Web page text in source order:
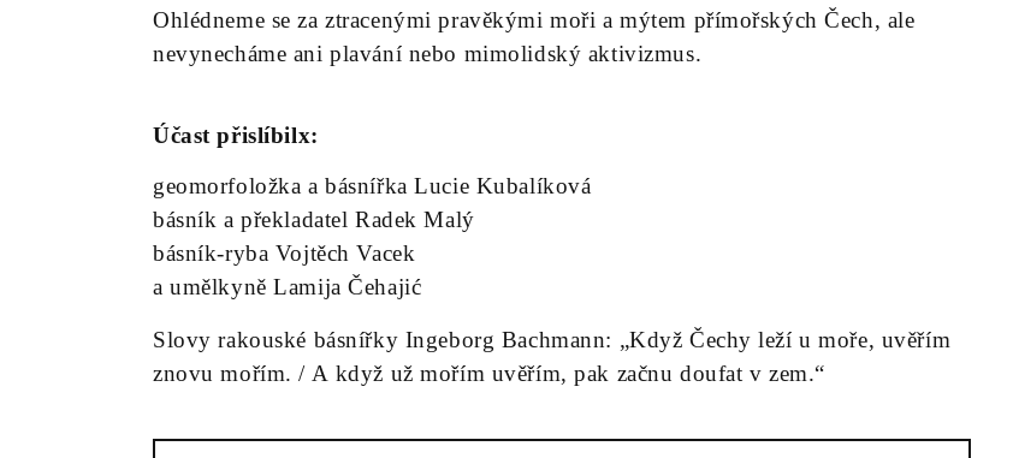
Ohlédneme se za ztracenými pravěkými moři a mýtem přímořských Čech, ale
nevynecháme ani plavání nebo mimolidský aktivizmus.
Účast přislíbilx:
geomorfoložka a básnířka Lucie Kubalíková
básník a překladatel Radek Malý
básník-ryba Vojtěch Vacek
a umělkyně Lamija Čehajić
Slovy rakouské básnířky Ingeborg Bachmann: „Když Čechy leží u moře, uvěřím
znovu mořím. / A když už mořím uvěřím, pak začnu doufat v zem.“